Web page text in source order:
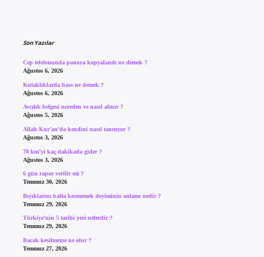
Son Yazılar
Cep telefonunda panoya kopyalandı ne demek ?
Ağustos 6, 2026
Kulaklıklarda bass ne demek ?
Ağustos 6, 2026
Avcılık belgesi nereden ve nasıl alınır ?
Ağustos 5, 2026
Allah Kur’an’da kendini nasıl tanıtıyor ?
Ağustos 3, 2026
70 km’yi kaç dakikada gider ?
Ağustos 3, 2026
6 gün rapor verilir mi ?
Temmuz 30, 2026
Bıyıklarını balta kesmemek deyiminin anlamı nedir ?
Temmuz 29, 2026
Türkiye’nin 5 tarihi yeri nelerdir ?
Temmuz 29, 2026
Bacak kesilmezse ne olur ?
Temmuz 27, 2026